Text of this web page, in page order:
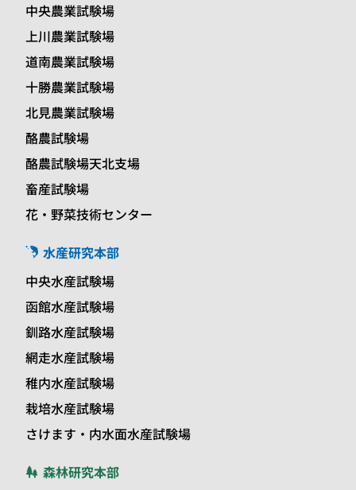
中央農業試験場
上川農業試験場
道南農業試験場
十勝農業試験場
北見農業試験場
酪農試験場
酪農試験場天北支場
畜産試験場
花・野菜技術センター
水産研究本部
中央水産試験場
函館水産試験場
釧路水産試験場
網走水産試験場
稚内水産試験場
栽培水産試験場
さけます・内水面水産試験場
森林研究本部